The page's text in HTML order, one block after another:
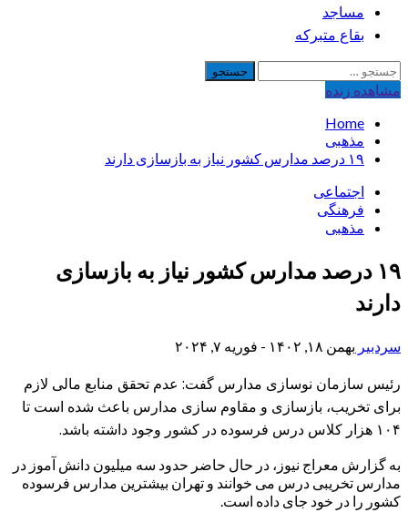
مساجد
بقاع متبرکه
جستجو
برای:
مشاهده‌ زنده
Home
مذهبی
۱۹ درصد مدارس کشور نیاز به بازسازی دارند
اجتماعی
فرهنگی
مذهبی
۱۹ درصد مدارس کشور نیاز به بازسازی
دارند
سردبیر بهمن ۱۸, ۱۴۰۲ - فوریه ۷, ۲۰۲۴
رئیس سازمان نوسازی مدارس گفت: عدم تحقق منابع مالی لازم
برای تخریب، بازسازی و مقاوم سازی مدارس باعث شده است تا
۱۰۴ هزار کلاس درس فرسوده در کشور وجود داشته باشد.
به گزارش معراج نیوز، در حال حاضر حدود سه میلیون دانش آموز در
مدارس تخریبی درس می خوانند و تهران بیشترین مدارس فرسوده
کشور را در خود جای داده است.